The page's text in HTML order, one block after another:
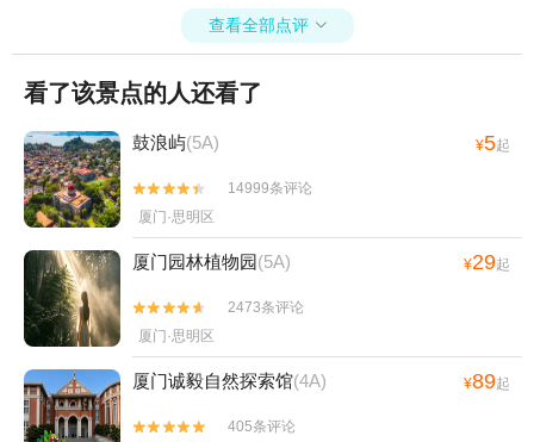
查看全部点评 
看了该景点的人还看了
鼓浪屿(5A) ¥5起


14999条评论
厦门·思明区
厦门园林植物园(5A) ¥29起


2473条评论
厦门·思明区
厦门诚毅自然探索馆(4A) ¥89起

 405条评论